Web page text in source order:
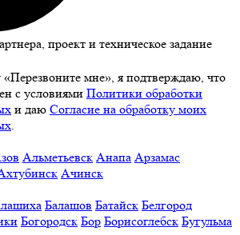
проект и техническое задание
мне», я подтверждаю, что
с условиями Политики обработки
и даю Согласие на обработку моих
Альметьевск Анапа Арзамас
Ачинск
Балашов Батайск Белгород
Богородск Бор Борисоглебск Бугульма